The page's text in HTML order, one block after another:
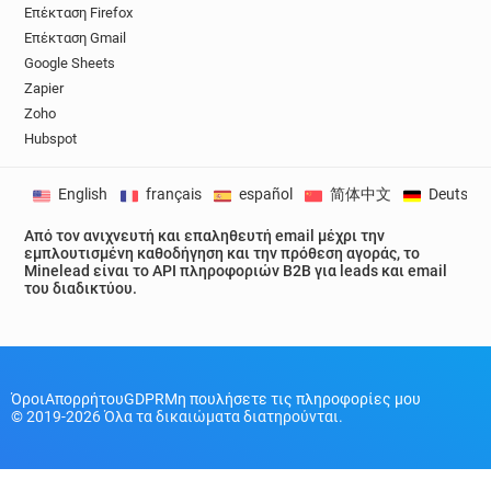
p********@amnesty.org.uk
x*********@amnesty.org.uk
r************@amnesty.org.uk
q*********@amnesty.org.uk
p********@amnesty.org.uk
a*********@amnesty.org.uk
p**********@amnesty.org.uk
e***********@amnesty.org.uk
q******@amnesty.org.uk
Επέκταση Firefox
Επέκταση Gmail
Google Sheets
Zapier
Zoho
Hubspot
Από τον ανιχνευτή και επαληθευτή email μέχρι την
εμπλουτισμένη καθοδήγηση και την πρόθεση αγοράς, το
Minelead είναι το API πληροφοριών B2B για leads και email
του διαδικτύου.
English français español 简体中文 Deutsch
ΌροιΑπορρήτουGDPRΜη πουλήσετε τις πληροφορίες μου
© 2019-2026 Όλα τα δικαιώματα διατηρούνται.